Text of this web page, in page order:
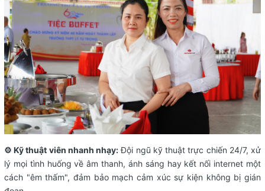
⚙️ Kỹ thuật viên nhanh nhạy:Đội ngũ kỹ thuật trực chiến 24/7, xử
lý mọi tình huống về âm thanh, ánh sáng hay kết nối internet một
cách "êm thấm", đảm bảo mạch cảm xúc sự kiện không bị gián